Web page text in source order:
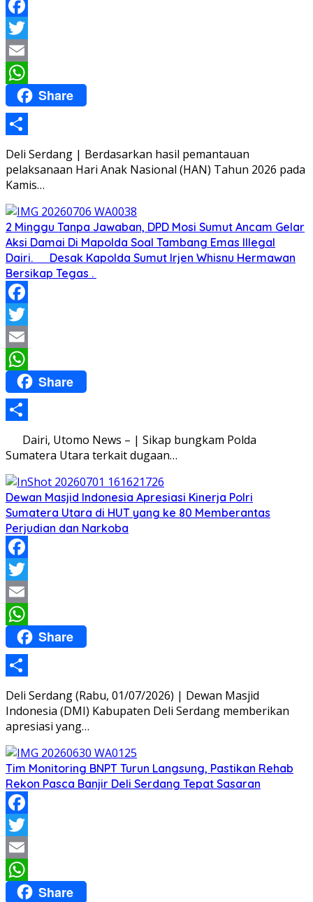
Facebook
Twitter
Email
WhatsApp
Share
Share
Deli Serdang | Berdasarkan hasil pemantauan
pelaksanaan Hari Anak Nasional (HAN) Tahun 2026 pada
Kamis…
2 Minggu Tanpa Jawaban, DPD Mosi Sumut Ancam Gelar
Aksi Damai Di Mapolda Soal Tambang Emas Illegal
Dairi. Desak Kapolda Sumut Irjen Whisnu Hermawan
Bersikap Tegas .
Facebook
Twitter
Email
WhatsApp
Share
Share
Dairi, Utomo News – | Sikap bungkam Polda
Sumatera Utara terkait dugaan…
Dewan Masjid Indonesia Apresiasi Kinerja Polri
Sumatera Utara di HUT yang ke 80 Memberantas
Perjudian dan Narkoba
Facebook
Twitter
Email
WhatsApp
Share
Share
Deli Serdang (Rabu, 01/07/2026) | Dewan Masjid
Indonesia (DMI) Kabupaten Deli Serdang memberikan
apresiasi yang…
Tim Monitoring BNPT Turun Langsung, Pastikan Rehab
Rekon Pasca Banjir Deli Serdang Tepat Sasaran
Facebook
Twitter
Email
WhatsApp
Share